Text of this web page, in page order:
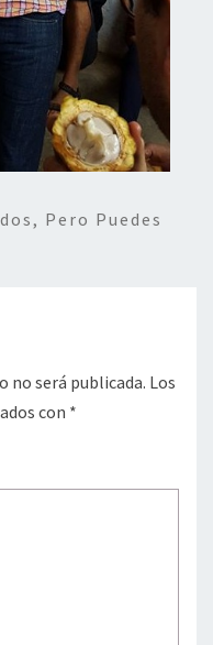
Pero Puedes
no será publicada. Los
con *